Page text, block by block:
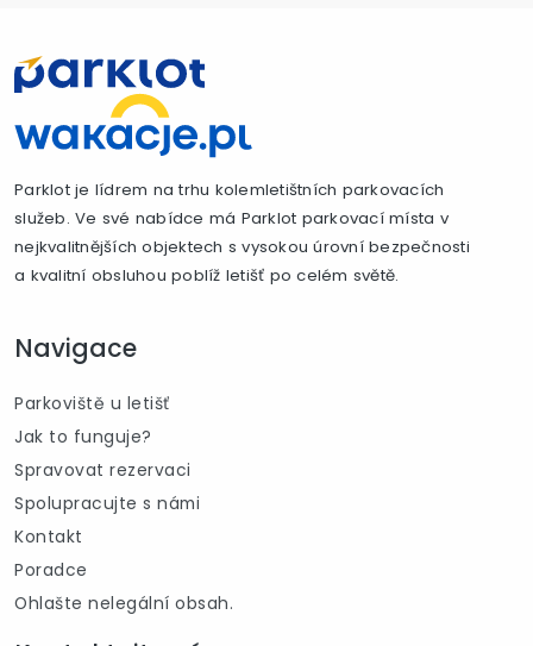
Parklot je lídrem na trhu kolemletištních parkovacích
služeb. Ve své nabídce má Parklot parkovací místa v
nejkvalitnějších objektech s vysokou úrovní bezpečnosti
a kvalitní obsluhou poblíž letišť po celém světě.
Navigace
Parkoviště u letišť
Jak to funguje?
Spravovat rezervaci
Spolupracujte s námi
Kontakt
Poradce
Ohlašte nelegální obsah.